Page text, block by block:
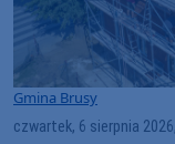
Gmina Brusy
czwartek, 6 sierpnia